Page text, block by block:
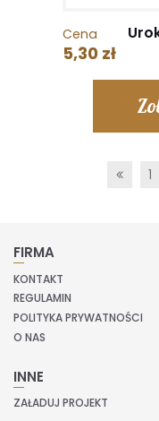
Cena
5,30 zł
1
FIRMA
KONTAKT
REGULAMIN
POLITYKA PRYWATNOŚCI
O NAS
INNE
ZAŁADUJ PROJEKT